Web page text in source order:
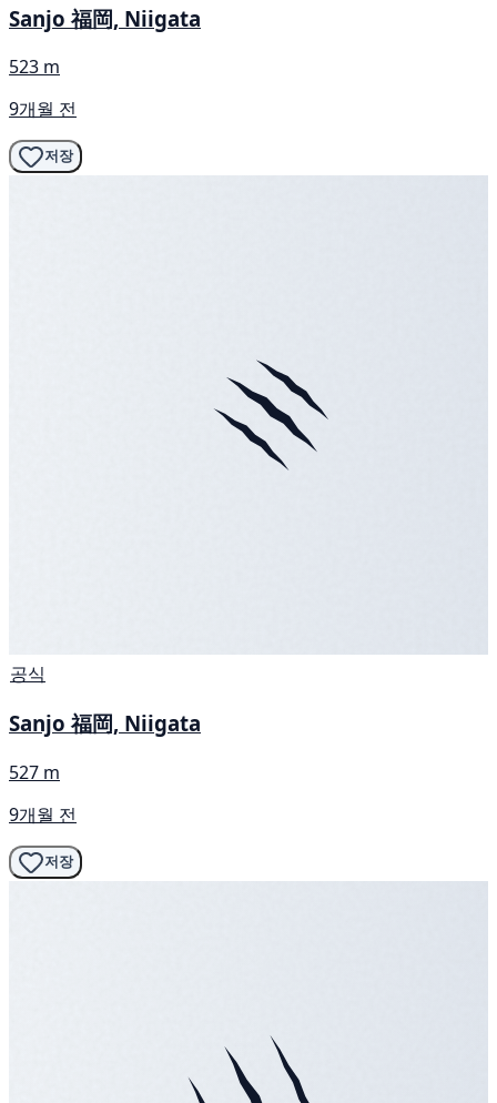
Sanjo 福岡, Niigata
523 m
9개월 전
저장
공식
Sanjo 福岡, Niigata
527 m
9개월 전
저장